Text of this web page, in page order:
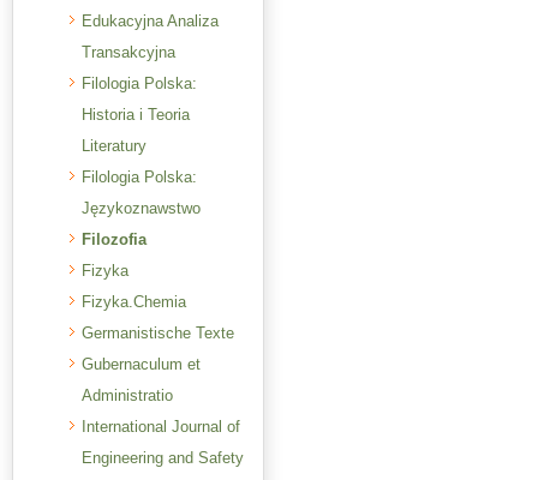
Edukacyjna Analiza
Transakcyjna
Filologia Polska:
Historia i Teoria
Literatury
Filologia Polska:
Językoznawstwo
Filozofia
Fizyka
Fizyka.Chemia
Germanistische Texte
Gubernaculum et
Administratio
International Journal of
Engineering and Safety